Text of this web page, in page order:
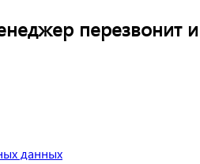
перезвонит
данных